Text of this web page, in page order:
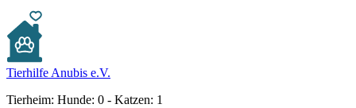
Tierhilfe Anubis e.V.
Tierheim: Hunde: 0 - Katzen: 1